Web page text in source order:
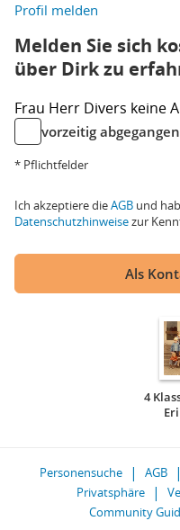
Profil melden
Melden Sie sich
über Dirk zu
Frau Herr Divers keine
vorzeitig
* Pflichtfelder
Ich akzeptiere dieAGB und
Datenschutzhinweisezur
Als
4
Personensuche AGB
Privatsphäre
Community